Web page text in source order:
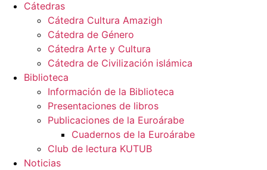
Cátedras
Cátedra Cultura Amazigh
Cátedra de Género
Cátedra Arte y Cultura
Cátedra de Civilización islámica
Biblioteca
Información de la Biblioteca
Presentaciones de libros
Publicaciones de la Euroárabe
Cuadernos de la Euroárabe
Club de lectura KUTUB
Noticias